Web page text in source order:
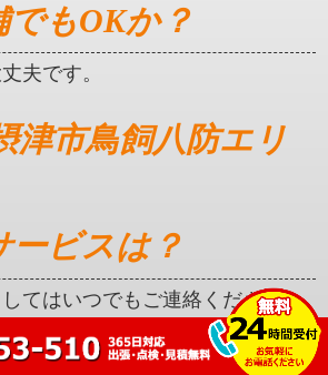
でもOKか？
夫です。
津市鳥飼八防エリ
ービスは？
てはいつでもご連絡ください。
応はしているか？